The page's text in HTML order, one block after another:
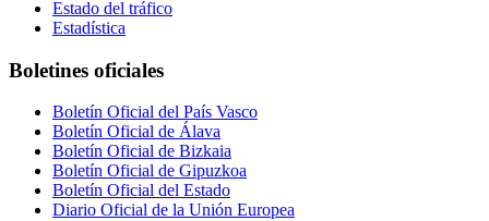
Estado del tráfico
Estadística
Boletines oficiales
Boletín Oficial del País Vasco
Boletín Oficial de Álava
Boletín Oficial de Bizkaia
Boletín Oficial de Gipuzkoa
Boletín Oficial del Estado
Diario Oficial de la Unión Europea